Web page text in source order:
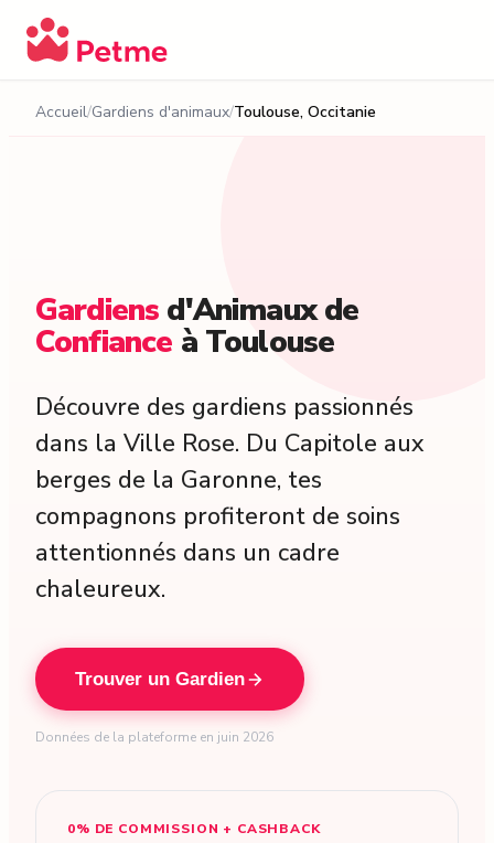
Accueil Gardiens d'animaux Toulouse, Occitanie
Gardiens d'Animauxde
Confiance à Toulouse
Découvre des gardiens passionnés
dans la Ville Rose. Du Capitole aux
berges de la Garonne, tes
compagnons profiteront de soins
attentionnés dans un cadre
chaleureux.
Trouver un Gardien
Données de la plateforme en juin 2026
0% DE COMMISSION + CASHBACK